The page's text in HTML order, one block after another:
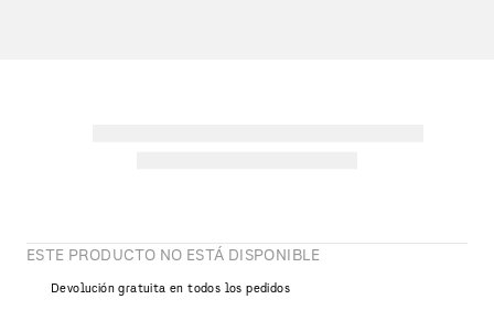
ESTE PRODUCTO NO ESTÁ DISPONIBLE
Devolución gratuita en todos los pedidos